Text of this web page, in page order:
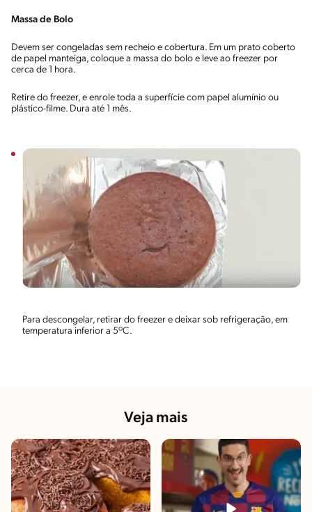
Massa de Bolo
Devem ser congeladas sem recheio e cobertura. Em um prato coberto
de papel manteiga, coloque a massa do bolo e leve ao freezer por
cerca de 1 hora.
Retire do freezer, e enrole toda a superfície com papel alumínio ou
plástico-filme. Dura até 1 mês.
Para descongelar, retirar do freezer e deixar sob refrigeração, em
temperatura inferior a 5ºC.
Veja mais